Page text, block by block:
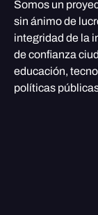
Somos un
sin ánimo de
integridad de la
de confianza
educación,
políticas